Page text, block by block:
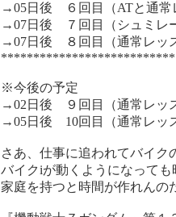
→05日後 ６回目（ATと通常
→07日後 ７回目（シュミレ
→07日後 ８回目（通常レッ
***************************
※今後の予定
→02日後 ９回目
（通常レ
→05日後 10回目
（通常レッ
さあ、仕事に追われてバイク
バイクiが動くようになっても
家庭を持つと時間が作れんの